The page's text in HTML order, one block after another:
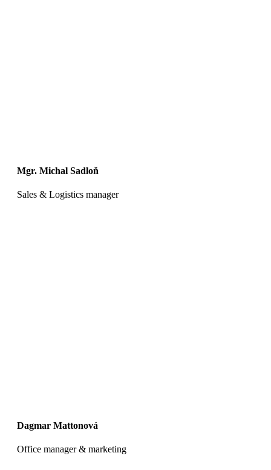
Mgr. Michal Sadloň
Sales & Logistics manager
Dagmar Mattonová
Office manager & marketing